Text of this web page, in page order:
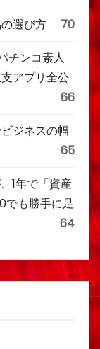
選び方 70
チンコ素人
アプリ全公
66
ジネスの幅
65
1年で「資産
でも勝手に足
64